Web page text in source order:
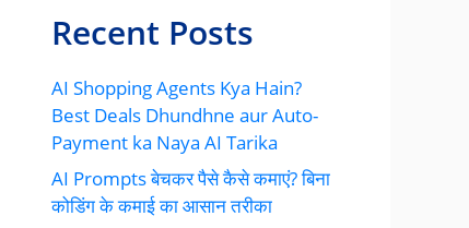
Recent Posts
AI Shopping Agents Kya Hain?
Best Deals Dhundhne aur Auto-
Payment ka Naya AI Tarika
AI Prompts बेचकर पैसे कैसे कमाएं? बिना
कोडिंग के कमाई का आसान तरीका